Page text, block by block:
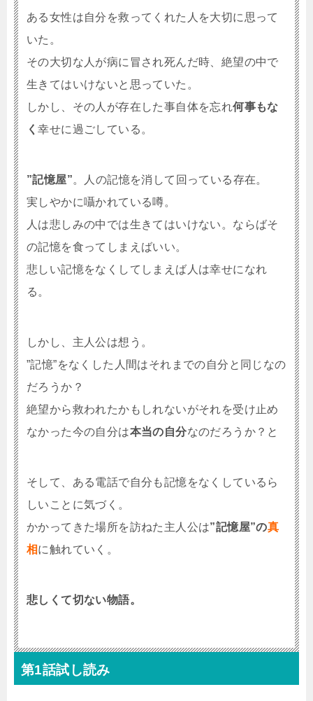
ある女性は自分を救ってくれた人を大切に思って
いた。
その大切な人が病に冒され死んだ時、絶望の中で
生きてはいけないと思っていた。
しかし、その人が存在した事自体を忘れ何事もな
く幸せに過ごしている。
”記憶屋”。人の記憶を消して回っている存在。
実しやかに囁かれている噂。
人は悲しみの中では生きてはいけない。ならばそ
の記憶を食ってしまえばいい。
悲しい記憶をなくしてしまえば人は幸せになれ
る。
しかし、主人公は想う。
”記憶”をなくした人間はそれまでの自分と同じなの
だろうか？
絶望から救われたかもしれないがそれを受け止め
なかった今の自分は本当の自分なのだろうか？と
そして、ある電話で自分も記憶をなくしているら
しいことに気づく。
かかってきた場所を訪ねた主人公は”記憶屋”の真
相に触れていく。
悲しくて切ない物語。
第1話試し読み